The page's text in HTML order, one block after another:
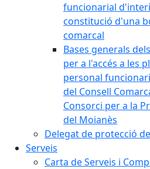
funcionarial
constitució d'una
comarcal
Bases generals
per a l'accés a les
personal
del Consell
Consorci per a la
del Moianès
Delegat de protecció
Serveis
Carta de Serveis i